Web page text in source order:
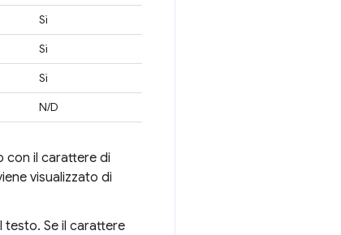
Sì
Sì
Sì
N/D
con il carattere di
visualizzato di
testo. Se il carattere